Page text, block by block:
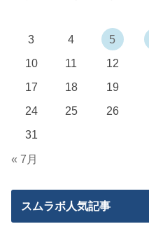
3
4 5
10
11 12
17
18 19
24
25 26
31
« 7月
スムラボ人気記事